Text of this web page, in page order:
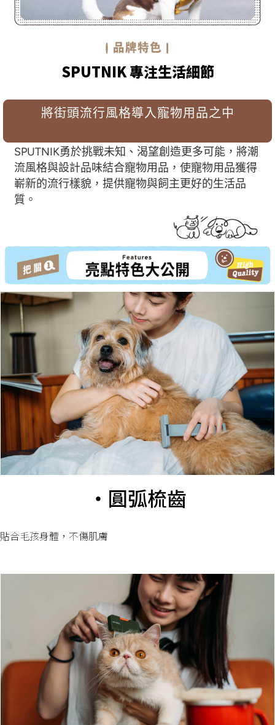
SPUTNIK 專注生活細節
將街頭流行風格導入寵物用品之中
SPUTNIK勇於挑戰未知、渴望創造更多可能，將潮
流風格與設計品味結合寵物用品，使寵物用品獲得
嶄新的流行樣貌，提供寵物與飼主更好的生活品
質。
・圓弧梳齒
貼合毛孩身體，不傷肌膚